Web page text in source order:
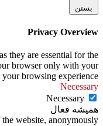
بستن
Privacy Overview
they are essential for the
browser only with your
browsing experience.
Necessary
Necessary
همیشه فعال
website, anonymously.